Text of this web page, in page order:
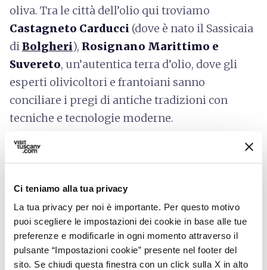
Ci teniamo alla tua privacy
La tua privacy per noi è importante. Per questo motivo
puoi scegliere le impostazioni dei cookie in base alle tue
preferenze e modificarle in ogni momento attraverso il
pulsante “Impostazioni cookie” presente nel footer del
sito. Se chiudi questa finestra con un click sulla X in alto
oliva. Tra le città dell’olio qui troviamo
Castagneto Carducci (dove è nato il Sassicaia
diBolgheri), Rosignano Marittimo e
Suvereto, un’autentica terra d’olio, dove gli
esperti olivicoltori e frantoiani sanno
conciliare i pregi di antiche tradizioni con
tecniche e tecnologie moderne.